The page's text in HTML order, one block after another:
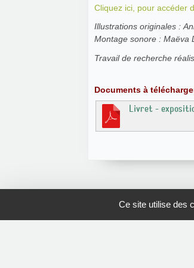
Ce site utilise des
Cliquez ici, pour accéder
Illustrations originales :
Montage sonore : Maëva
Travail de recherche
Documents à
Livret -